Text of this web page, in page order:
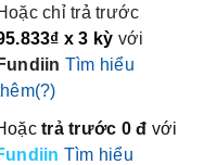
chỉ trả trước
x 3 kỳ với
Fundiin Tìm hiểu
trả trước 0 đ với
Tìm hiểu